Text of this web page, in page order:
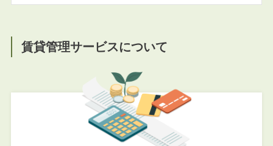
賃貸管理サービスについて